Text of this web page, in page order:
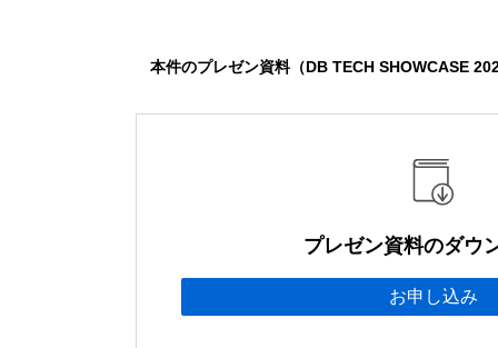
本件のプレゼン資料（DB TECH SHOWCASE
プレゼン資料のダウ
お申し込み